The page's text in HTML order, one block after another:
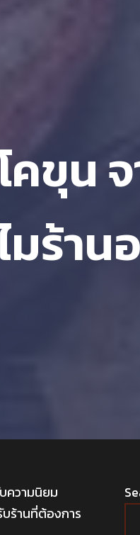
ขุน
มร้าน
ความนิยม
ร้านที่ต้องการ